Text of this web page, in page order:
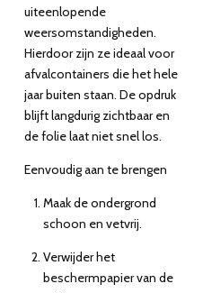
uiteenlopende
weersomstandigheden.
Hierdoor zijn ze ideaal voor
afvalcontainers die het hele
jaar buiten staan. De opdruk
blijft langdurig zichtbaar en
de folie laat niet snel los.
Eenvoudig aan te brengen
Maak de ondergrond
schoon en vetvrij.
Verwijder het
beschermpapier van de